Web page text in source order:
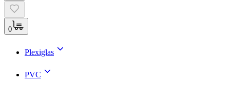
0
Plexiglas
PVC